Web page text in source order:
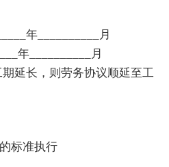
年__________月
年__________月
期延长，则劳务协议顺延至工
标准执行